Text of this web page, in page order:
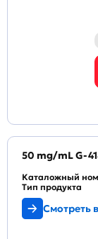
50 mg/mL G-
Каталожный
Тип продукта
Смотреть